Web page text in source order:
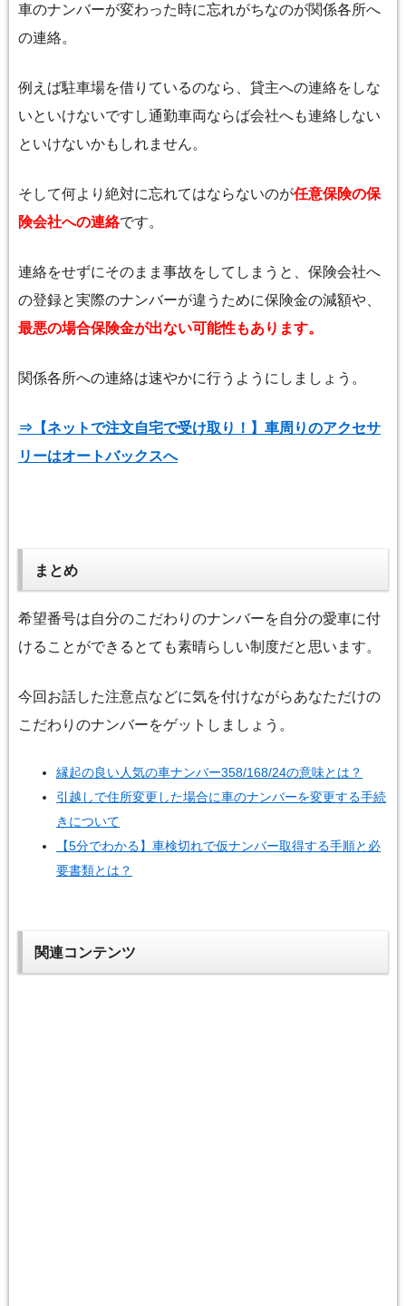
車のナンバーが変わった時に忘れがちなのが関係各所へ
の連絡。
例えば駐車場を借りているのなら、貸主への連絡をしな
いといけないですし通勤車両ならば会社へも連絡しない
といけないかもしれません。
そして何より絶対に忘れてはならないのが任意保険の保
険会社への連絡です。
連絡をせずにそのまま事故をしてしまうと、保険会社へ
の登録と実際のナンバーが違うために保険金の減額や、
最悪の場合保険金が出ない可能性もあります。
関係各所への連絡は速やかに行うようにしましょう。
⇒【ネットで注文自宅で受け取り！】車周りのアクセサ
リーはオートバックスへ
まとめ
希望番号は自分のこだわりのナンバーを自分の愛車に付
けることができるとても素晴らしい制度だと思います。
今回お話した注意点などに気を付けながらあなただけの
こだわりのナンバーをゲットしましょう。
縁起の良い人気の車ナンバー358/168/24の意味とは？
引越しで住所変更した場合に車のナンバーを変更する手続
きについて
【5分でわかる】車検切れで仮ナンバー取得する手順と必
要書類とは？
関連コンテンツ